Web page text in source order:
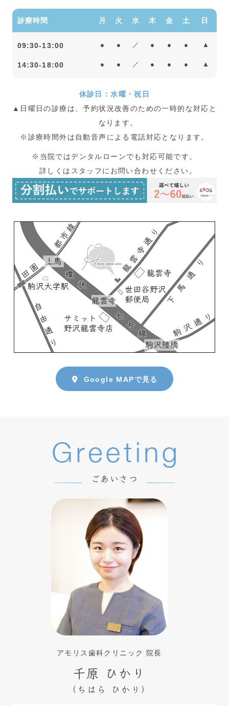
診療時間 月 火 水 木 金 土 日
09:30-13:00 ● ● ／ ● ● ● ▲
14:30-18:00 ● ● ／ ● ● ● ▲
休診日：水曜・祝日
▲日曜日の診療は、予約状況改善のための一時的な対応と
なります。
※診療時間外は自動音声による電話対応となります。
※当院ではデンタルローンでも対応可能です。
詳しくはスタッフにお問い合わせください。
Google MAPで見る
ごあいさつ
アモリス歯科クリニック 院長
千原 ひかり
（ちはら ひかり）